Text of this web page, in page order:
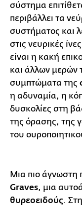
σύστημα
περιβάλλει τα
συστήματος και
στις νευρικές
είναι η κακή
και άλλων μερών
συμπτώματα της
η αδυναμία, η
δυσκολίες στη
της όρασης, της
του
Μια πιο άγνωστη
Graves, μια
θυρεοειδούς.